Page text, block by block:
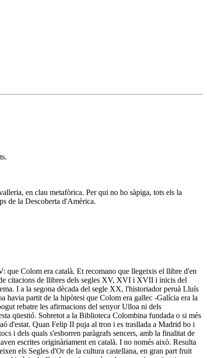
en clau metafòrica. Per qui no ho sàpiga, tots els la
de la Descoberta d'Amèrica.
que Colom era català. Et recomano que llegeixis el llibre d'en
citacions de llibres dels segles XV, XVI i XVII i inicis del
I a la segona dècada del segle XX, l'historiador peruà Lluís
havia partit de la hipòtesi que Colom era gallec -Galícia era la
rebatre les afirmacions del senyor Ulloa ni dels
qüestió. Sobretot a la Biblioteca Colombina fundada o si més
d'estat. Quan Felip II puja al tron i es trasllada a Madrid bo i
i dels quals s'esborren paràgrafs sencers, amb la finalitat de
escrites originàriament en català. I no només això. Resulta
els Segles d'Or de la cultura castellana, en gran part fruit